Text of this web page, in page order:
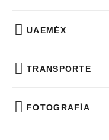
UAEMÉX
TRANSPORTE
FOTOGRAFÍA